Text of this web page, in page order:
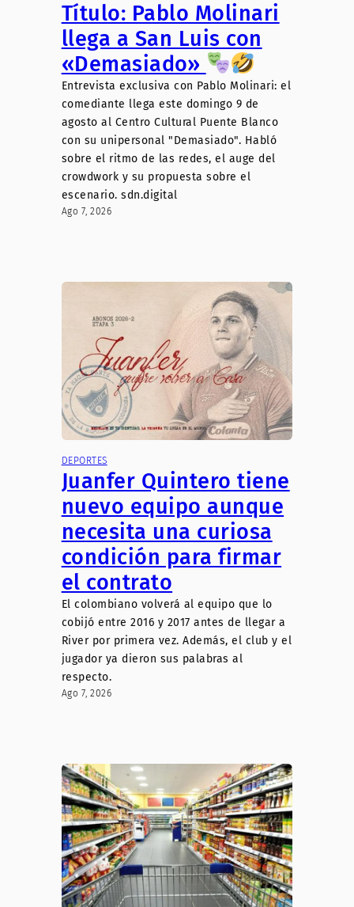
Título: Pablo Molinari
llega a San Luis con
«Demasiado»
Entrevista exclusiva con Pablo Molinari: el
comediante llega este domingo 9 de
agosto al Centro Cultural Puente Blanco
con su unipersonal "Demasiado". Habló
sobre el ritmo de las redes, el auge del
crowdwork y su propuesta sobre el
escenario. sdn.digital
Ago 7, 2026
DEPORTES
Juanfer Quintero tiene
nuevo equipo aunque
necesita una curiosa
condición para firmar
el contrato
El colombiano volverá al equipo que lo
cobijó entre 2016 y 2017 antes de llegar a
River por primera vez. Además, el club y el
jugador ya dieron sus palabras al
respecto.
Ago 7, 2026